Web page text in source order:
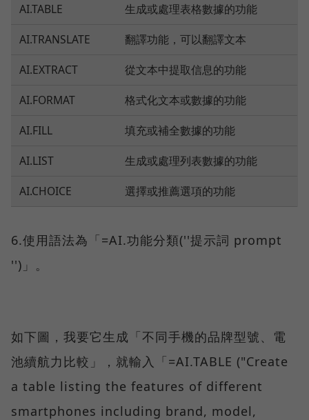
AI.TABLE
生成或處理表格數據的功能
AI.TRANSLATE
翻譯功能，可以翻譯文本
AI.EXTRACT
從文本中提取信息的功能
AI.FORMAT
格式化文本或數據的功能
AI.FILL
填充或補全數據的功能
AI.LIST
生成或處理列表數據的功能
AI.CHOICE
選擇或推薦選項的功能
6.使用語法為「=AI.功能分類(''提示詞 prompt
'')」。
如下圖，我要它生成「不同手機的品牌型號、電
池續航力比較」，就輸入「=AI.TABLE ("Create
a table listing the features of different
smartphones including brand, model,